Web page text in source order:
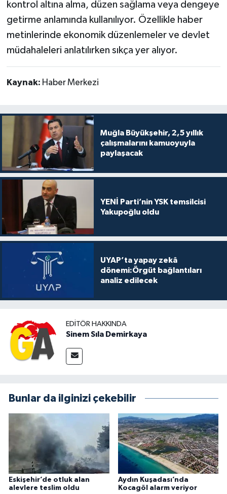
kontrol altına alma, düzen sağlama veya dengeye
getirme anlamında kullanılıyor. Özellikle haber
metinlerinde ekonomik düzenlemeler ve devlet
müdahaleleri anlatılırken sıkça yer alıyor.
Kaynak: Haber Merkezi
Muğla Büyükşehir, 2,5 yıllık
çalışmalarını kamuoyuyla
paylaşacak
YENİ Parti’nin YSK temsilcisi
Yakupoğlu oldu
UYAP’ta yapay zekâ
dönemi:Örgüt bağlantıları
analiz edilecek
EDITÖR HAKKINDA
Sinem Sıla Demirkaya
Bunlar da ilginizi çekebilir
Eskişehir’de otluk alan
alevlere teslim oldu
Aydın Kuşadası’nda
Kocagöl alarm veriyor